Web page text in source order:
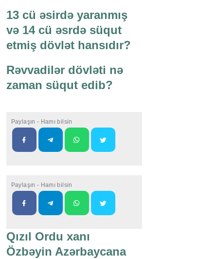
13 cü əsirdə yaranmış
və 14 cü əsrdə süqut
etmiş dövlət hansıdır?
Rəvvadilər dövləti nə
zaman süqut edib?
Paylaşın - Hamı bilsin
Paylaşın - Hamı bilsin
Qızıl Ordu xanı
Özbəyin Azərbaycana